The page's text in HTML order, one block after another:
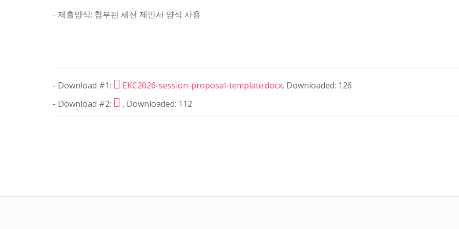
- 제출양식: 첨부된 세션 제안서 양식 사용
- Download #1: EKC2026-session-proposal-template.docx, Downloaded: 126
- Download #2:
, Downloaded: 112